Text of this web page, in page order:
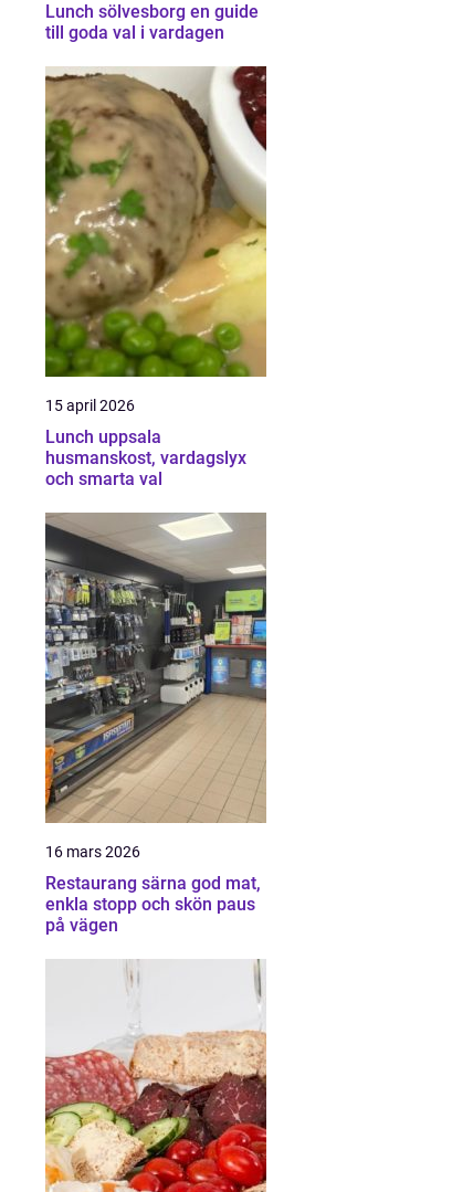
Lunch sölvesborg en guide
till goda val i vardagen
15 april 2026
Lunch uppsala
husmanskost, vardagslyx
och smarta val
16 mars 2026
Restaurang särna god mat,
enkla stopp och skön paus
på vägen